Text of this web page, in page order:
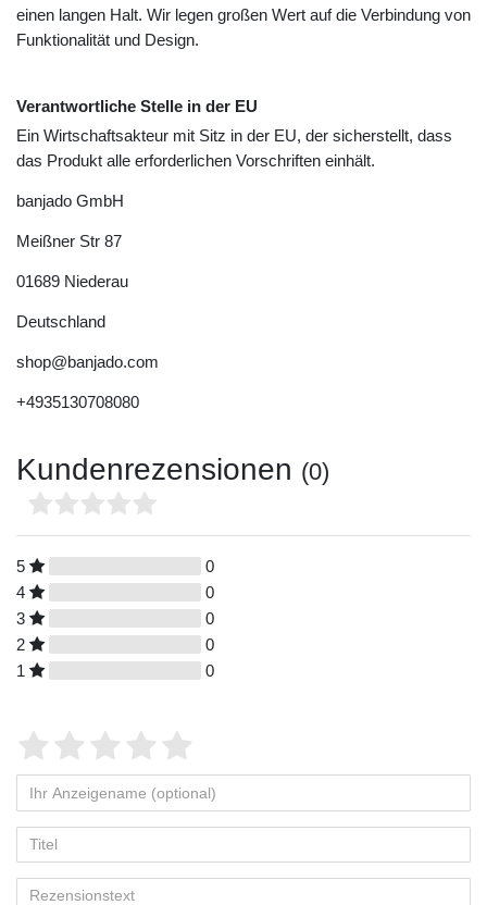
einen langen Halt. Wir legen großen Wert auf die Verbindung von
Funktionalität und Design.
Verantwortliche Stelle in der EU
Ein Wirtschaftsakteur mit Sitz in der EU, der sicherstellt, dass
das Produkt alle erforderlichen Vorschriften einhält.
banjado GmbH
Meißner Str 87
01689 Niederau
Deutschland
shop@banjado.com
+4935130708080
Kundenrezensionen (0)
5
0
4
0
3
0
2
0
1
0